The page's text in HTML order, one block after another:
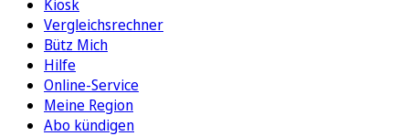
Kiosk
Vergleichsrechner
Bütz Mich
Hilfe
Online-Service
Meine Region
Abo kündigen